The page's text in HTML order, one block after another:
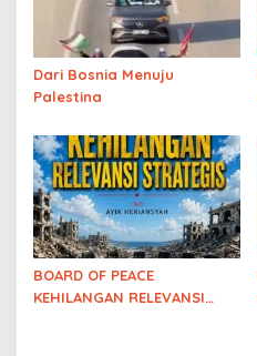
Dari Bosnia Menuju
Palestina
BOARD OF PEACE
KEHILANGAN RELEVANSI